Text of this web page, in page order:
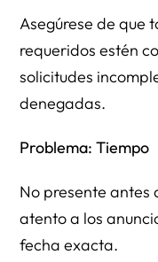
Asegúrese de que
requeridos estén
solicitudes
denegadas.
Problema: Tiempo
No presente antes
atento a los
fecha exacta.